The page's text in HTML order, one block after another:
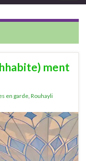
ment
en garde Rouhayli